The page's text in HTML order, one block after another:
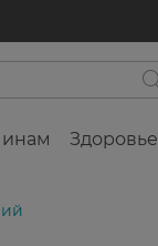
Здоровье